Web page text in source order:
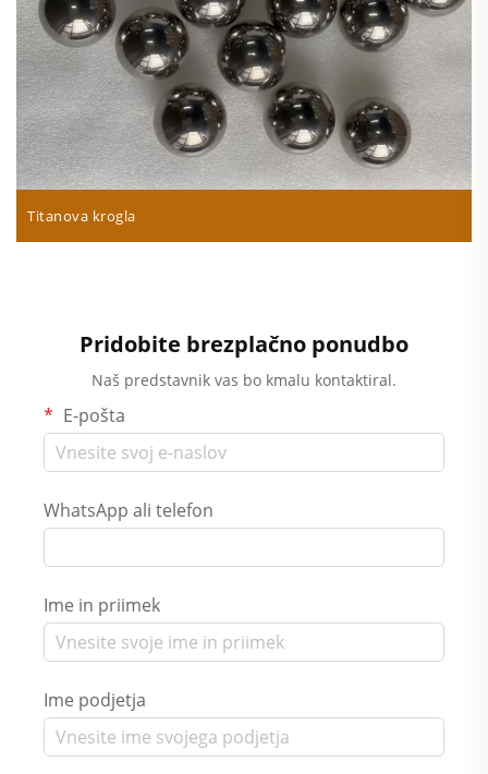
Titanova krogla
Pridobite brezplačno ponudbo
Naš predstavnik vas bo kmalu kontaktiral.
E-pošta
WhatsApp ali telefon
Ime in priimek
Ime podjetja